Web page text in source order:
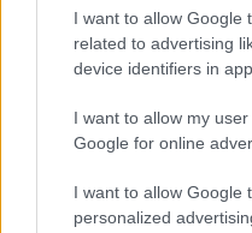
I want to allow Google
related to advertising
device identifiers in
I want to allow my
Google for online
I want to allow Google
personalized
Még ha
karaktergyilkosság”
Heisler Andrásról
véleménye kapcsán
kétségesnek
parabolisztikus